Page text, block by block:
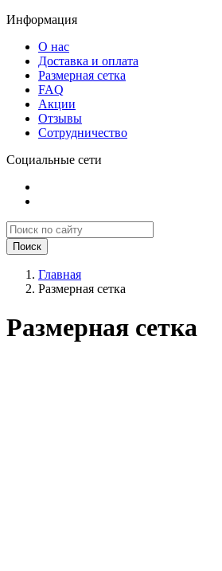
Информация
О нас
Доставка и оплата
Размерная сетка
FAQ
Акции
Отзывы
Сотрудничество
Социальные сети
Поиск
Главная
Размерная сетка
Размерная сетка